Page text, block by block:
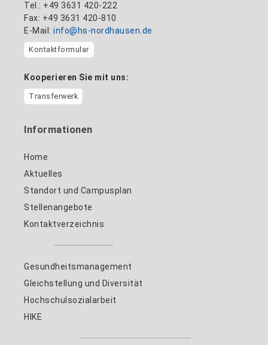
Tel.: +49 3631 420-222
Fax: +49 3631 420-810
E-Mail: info@hs-nordhausen.de
Kontaktformular
Kooperieren Sie mit uns:
Transferwerk
Informationen
Home
Aktuelles
Standort und Campusplan
Stellenangebote
Kontaktverzeichnis
Gesundheitsmanagement
Gleichstellung und Diversität
Hochschulsozialarbeit
HIKE